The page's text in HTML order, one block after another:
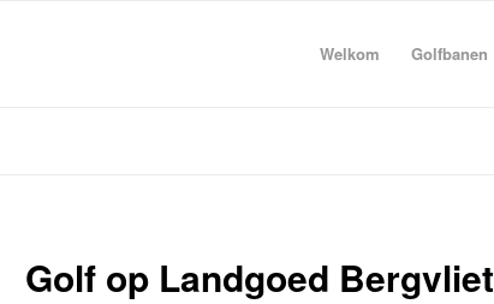
Welkom Golfbanen
Golf op Landgoed Bergvliet